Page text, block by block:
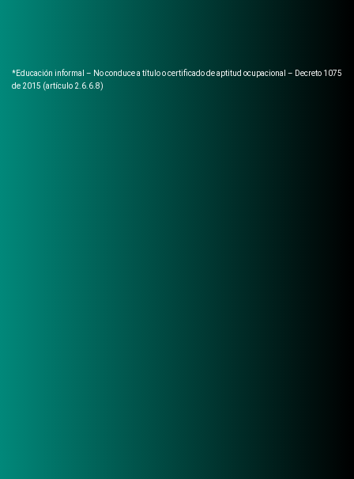
*Educación informal – No conduce a título o certificado de aptitud ocupacional – Decreto 1075
de 2015 (artículo 2.6.6.8)